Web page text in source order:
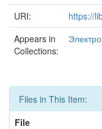
URI:
https://
Appears in
Collections:
Files in This Item:
File